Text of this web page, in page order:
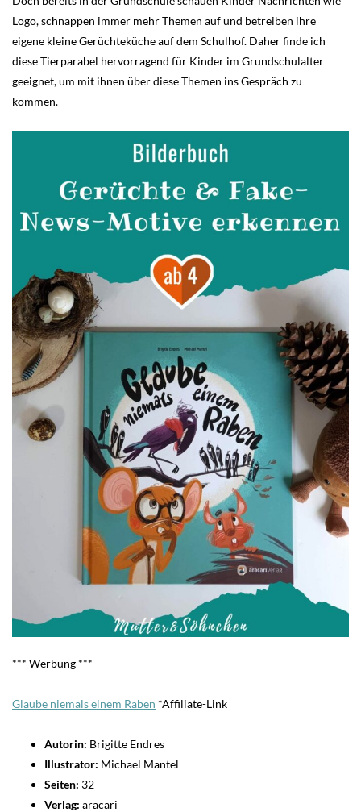
Logo, schnappen immer mehr Themen auf und betreiben ihre
eigene kleine Gerüchteküche auf dem Schulhof. Daher finde ich
diese Tierparabel hervorragend für Kinder im Grundschulalter
geeignet, um mit ihnen über diese Themen ins Gespräch zu
kommen.
*** Werbung ***
Glaube niemals einem Raben *Affiliate-Link
Autorin: Brigitte Endres
Illustrator: Michael Mantel
Seiten: 32
Verlag: aracari